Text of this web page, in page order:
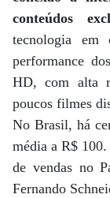
conteúdos
tecnologia em
performance
HD, com alta
poucos filmes
No Brasil, há
média a R$
de vendas no
Fernando